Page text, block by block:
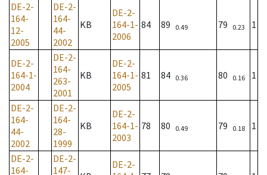
DE-2-
164-
12-
2005
DE-2-
164-
44-
2002
KB
DE-2-
164-1-
2006
84 89 0.49 79 0.23 1
DE-2-
164-1-
2004
DE-2-
164-
263-
2001
KB
DE-2-
164-1-
2005
81 84 0.36 80 0.16 1
DE-2-
164-
44-
2002
DE-2-
164-
28-
1999
KB
DE-2-
164-1-
2003
78 80 0.49 79 0.18 1
DE-2-
164-
DE-2-
147-
DE-2-